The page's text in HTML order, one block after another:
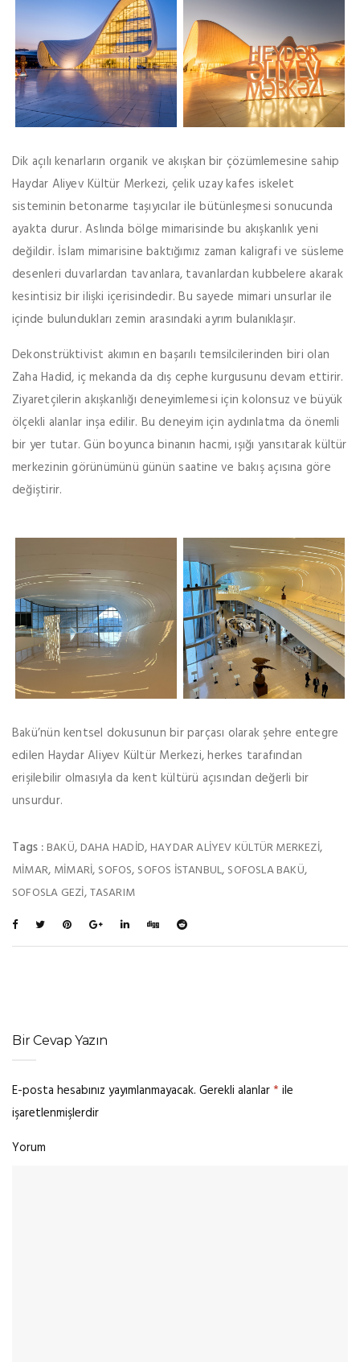
Dik açılı kenarların organik ve akışkan bir çözümlemesine sahip
Haydar Aliyev Kültür Merkezi, çelik uzay kafes iskelet
sisteminin betonarme taşıyıcılar ile bütünleşmesi sonucunda
ayakta durur. Aslında bölge mimarisinde bu akışkanlık yeni
değildir. İslam mimarisine baktığımız zaman kaligrafi ve süsleme
desenleri duvarlardan tavanlara, tavanlardan kubbelere akarak
kesintisiz bir ilişki içerisindedir. Bu sayede mimari unsurlar ile
içinde bulundukları zemin arasındaki ayrım bulanıklaşır.
Dekonstrüktivist akımın en başarılı temsilcilerinden biri olan
Zaha Hadid, iç mekanda da dış cephe kurgusunu devam ettirir.
Ziyaretçilerin akışkanlığı deneyimlemesi için kolonsuz ve büyük
ölçekli alanlar inşa edilir. Bu deneyim için aydınlatma da önemli
bir yer tutar. Gün boyunca binanın hacmi, ışığı yansıtarak kültür
merkezinin görünümünü günün saatine ve bakış açısına göre
değiştirir.
Bakü’nün kentsel dokusunun bir parçası olarak şehre entegre
edilen Haydar Aliyev Kültür Merkezi, herkes tarafından
erişilebilir olmasıyla da kent kültürü açısından değerli bir
unsurdur.
Tags : BAKÜ, DAHA HADID, HAYDAR ALIYEV KÜLTÜR MERKEZI,
MIMAR, MIMARI, SOFOS, SOFOS ISTANBUL, SOFOSLA BAKÜ,
SOFOSLA GEZI,TASARIM
Bir Cevap Yazın
E-posta hesabınız yayımlanmayacak. Gerekli alanlar* ile
işaretlenmişlerdir
Yorum